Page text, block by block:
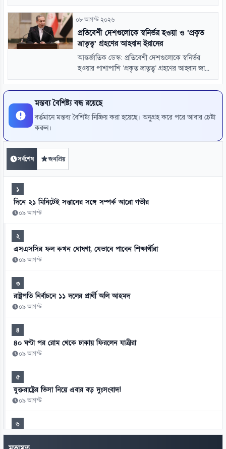
০৮ আগস্ট ২০২৬
প্রতিবেশী দেশগুলোকে স্বনির্ভর হওয়া ও ‘প্রকৃত
ভ্রাতৃত্ব’ গ্রহণের আহ্বান ইরানের
আন্তর্জাতিক ডেস্ক: প্রতিবেশী দেশগুলোকে স্বনির্ভর
হওয়ার পাশাপাশি ‘প্রকৃত ভ্রাতৃত্ব’ গ্রহণের আহ্বান জা...
মন্তব্য বৈশিষ্ট্য বন্ধ রয়েছে
বর্তমানে মন্তব্য বৈশিষ্ট্য নিষ্ক্রিয় করা হয়েছে। অনুগ্রহ করে পরে আবার চেষ্টা
করুন।
সর্বশেষ জনপ্রিয়
১
দিনে ২১ মিনিটেই সন্তানের সঙ্গে সম্পর্ক আরো গভীর
০৯ আগস্ট
২
এসএসসির ফল কখন ঘোষণা, যেভাবে পাবেন শিক্ষার্থীরা
০৯ আগস্ট
৩
রাষ্ট্রপতি নির্বাচনে ১১ দলের প্রার্থী অলি আহমদ
০৯ আগস্ট
৪
৪০ ঘণ্টা পর রোম থেকে ঢাকায় ফিরলেন যাত্রীরা
০৯ আগস্ট
৫
যুক্তরাষ্ট্রের ভিসা নিয়ে এবার বড় দুঃসংবাদ!
০৯ আগস্ট
৬
ঋণ কমলেও কেন টাকার সংকটে ব্যাংক